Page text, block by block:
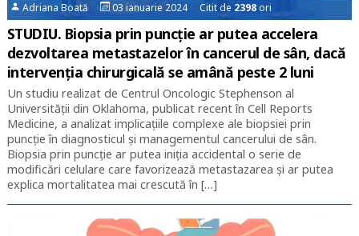
Adriana Boată 03 ianuarie 2024 Citit de 2398ori
STUDIU. Biopsia prin puncție ar putea accelera
dezvoltarea metastazelor în cancerul de sân, dacă
intervenția chirurgicală se amână peste 2 luni
Un studiu realizat de Centrul Oncologic Stephenson al
Universității din Oklahoma, publicat recent în Cell Reports
Medicine, a analizat implicațiile complexe ale biopsiei prin
puncție în diagnosticul și managementul cancerului de sân.
Biopsia prin puncție ar putea iniția accidental o serie de
modificări celulare care favorizează metastazarea și ar putea
explica mortalitatea mai crescută în […]